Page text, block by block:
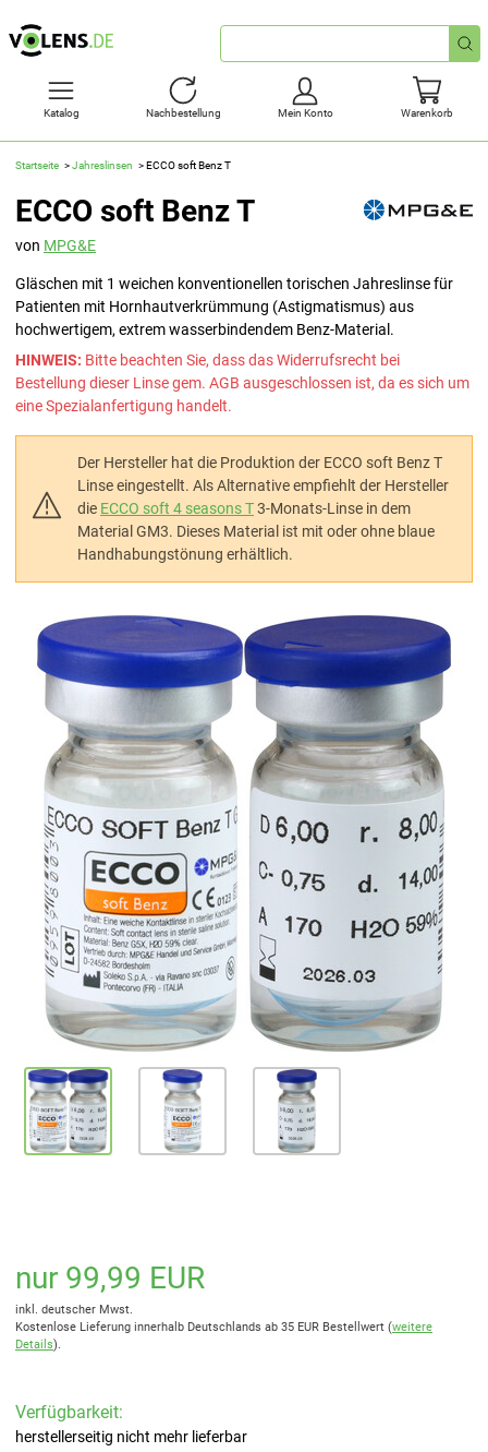
Schnellsuche
Katalog Nachbestellung Mein Konto Warenkorb
Startseite Jahreslinsen ECCO soft Benz T
ECCO soft Benz T
von MPG&E
Gläschen mit 1 weichen konventionellen torischen Jahreslinse für
Patienten mit Hornhautverkrümmung (Astigmatismus) aus
hochwertigem, extrem wasserbindendem Benz-Material.
HINWEIS: Bitte beachten Sie, dass das Widerrufsrecht bei
Bestellung dieser Linse gem. AGB ausgeschlossen ist, da es sich um
eine Spezialanfertigung handelt.
Der Hersteller hat die Produktion der ECCO soft Benz T
Linse eingestellt. Als Alternative empfiehlt der Hersteller
die ECCO soft 4 seasons T3-Monats-Linse in dem
Material GM3. Dieses Material ist mit oder ohne blaue
Handhabungstönung erhältlich.
nur 99,99 EUR
inkl. deutscher Mwst.
Kostenlose Lieferung innerhalb Deutschlands ab 35 EUR Bestellwert (weitere
Details).
Verfügbarkeit:
herstellerseitig nicht mehr lieferbar